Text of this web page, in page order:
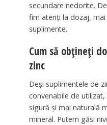
secundare nedorite.
fim atenți la dozaj,
suplimente.
Cum să obțineți
zinc
Deși suplimentele de
convenabile de
sigură și mai naturală
mineral. Putem găsi